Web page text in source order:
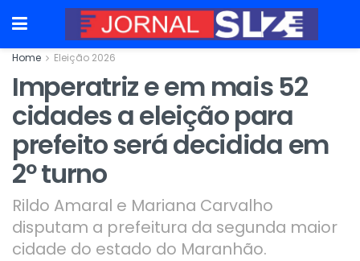
Home Eleição 2026
Imperatriz e em mais 52
cidades a eleição para
prefeito será decidida em
2º turno
Rildo Amaral e Mariana Carvalho
disputam a prefeitura da segunda maior
cidade do estado do Maranhão.